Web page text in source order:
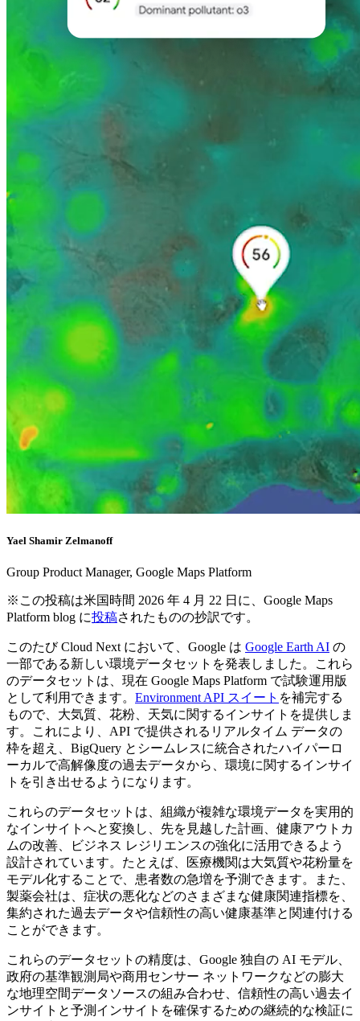
Yael Shamir Zelmanoff
Group Product Manager, Google Maps Platform
※この投稿は米国時間 2026 年 4 月 22 日に、Google Maps
Platform blog に投稿されたものの抄訳です。
このたび Cloud Next において、Google は Google Earth AI の
一部である新しい環境データセットを発表しました。これら
のデータセットは、現在 Google Maps Platform で試験運用版
として利用できます。 Environment API スイート を補完する
もので、大気質、花粉、天気に関するインサイトを提供しま
す。これにより、API で提供されるリアルタイム データの
枠を超え、BigQuery とシームレスに統合されたハイパーロ
ーカルで高解像度の過去データから、環境に関するインサイ
トを引き出せるようになります。
これらのデータセットは、組織が複雑な環境データを実用的
なインサイトへと変換し、先を見越した計画、健康アウトカ
ムの改善、ビジネス レジリエンスの強化に活用できるよう
設計されています。たとえば、医療機関は大気質や花粉量を
モデル化することで、患者数の急増を予測できます。また、
製薬会社は、症状の悪化などのさまざまな健康関連指標を、
集約された過去データや信頼性の高い健康基準と関連付ける
ことができます。
これらのデータセットの精度は、Google 独自の AI モデル、
政府の基準観測局や商用センサー ネットワークなどの膨大
な地理空間データソースの組み合わせ、信頼性の高い過去イ
ンサイトと予測インサイトを確保するための継続的な検証に